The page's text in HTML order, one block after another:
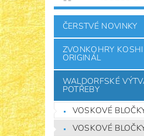
ČLÁNKY
ČERSTVÉ NOVINKY
ZVONKOHRY KOSHI
ORIGINÁL
WALDORFSKÉ
POTŘEBY
VOSKOVÉ
VOSKOVÉ